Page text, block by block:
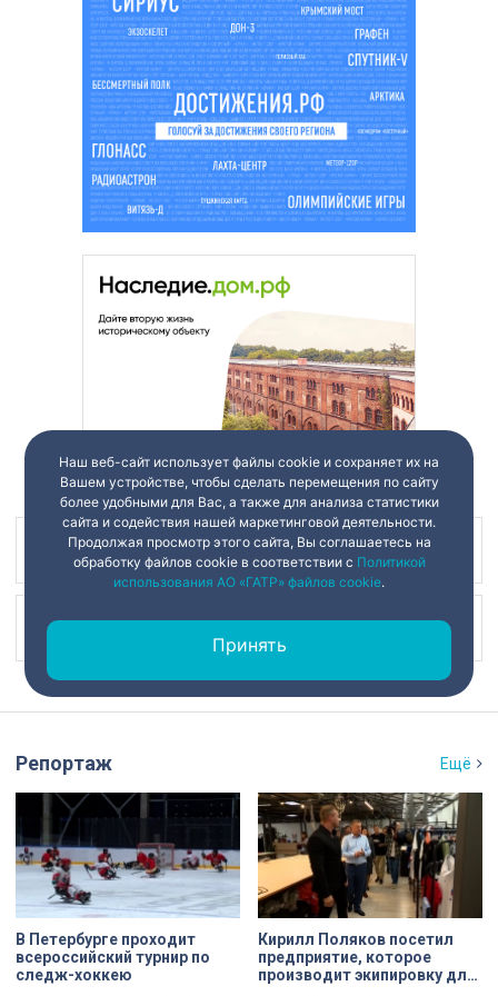
Наш канал в
Репортаж Ещё
В Петербурге проходит
всероссийский турнир по
следж-хоккею
Кирилл Поляков посетил
предприятие, которое
производит экипировку для
Наш веб-сайт использует файлы cookie и сохраняет их на
Вашем устройстве, чтобы сделать перемещения по сайту
более удобными для Вас, а также для анализа статистики
сайта и содействия нашей маркетинговой деятельности.
Продолжая просмотр этого сайта, Вы соглашаетесь на
обработку файлов cookie в соответствии с Политикой
использования АО «ГАТР» файлов cookie.
Принять